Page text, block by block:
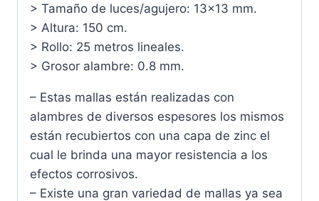
> Tamaño de luces/agujero: 13×13 mm.
> Altura: 150 cm.
> Rollo: 25 metros lineales.
> Grosor alambre: 0.8 mm.
– Estas mallas están realizadas con
alambres de diversos espesores los mismos
están recubiertos con una capa de zinc el
cual le brinda una mayor resistencia a los
efectos corrosivos.
– Existe una gran variedad de mallas ya sea